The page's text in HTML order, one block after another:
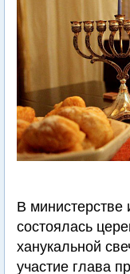
В министерстве
состоялась
ханукальной
участие глава